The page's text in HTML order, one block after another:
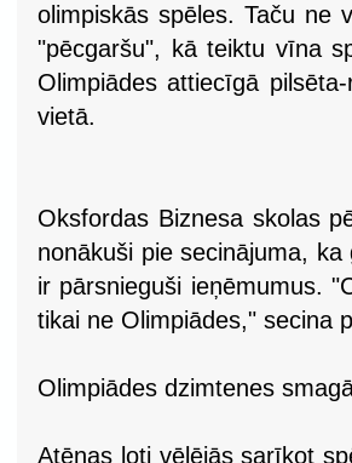
olimpiskās spēles. Taču ne
"pēcgaršu", kā teiktu vīna
Olimpiādes attiecīgā
vietā.
Oksfordas Biznesa skolas
nonākuši pie secinājuma,
ir pārsnieguši ieņēmumus.
tikai ne Olimpiādes," secina
Olimpiādes dzimtenes
Atēnas ļoti vēlējās sarīkot